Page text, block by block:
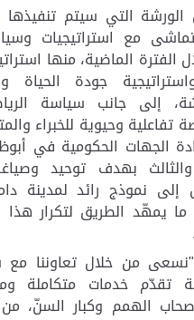
التي سيتم تنفيذها
مع استراتيجيات
الفترة الماضية، منها
جودة الحياة
إلى جانب سياسة
تفاعلية وحيوية للخبراء
الجهات الحكومية في
بهدف توحيد
إلى نموذج رائد لمدينة
يمهّد الطريق لتكرار
من خلال تعاوننا مع
تقدّم خدمات متكاملة
الهمم وكبار السنّ، من